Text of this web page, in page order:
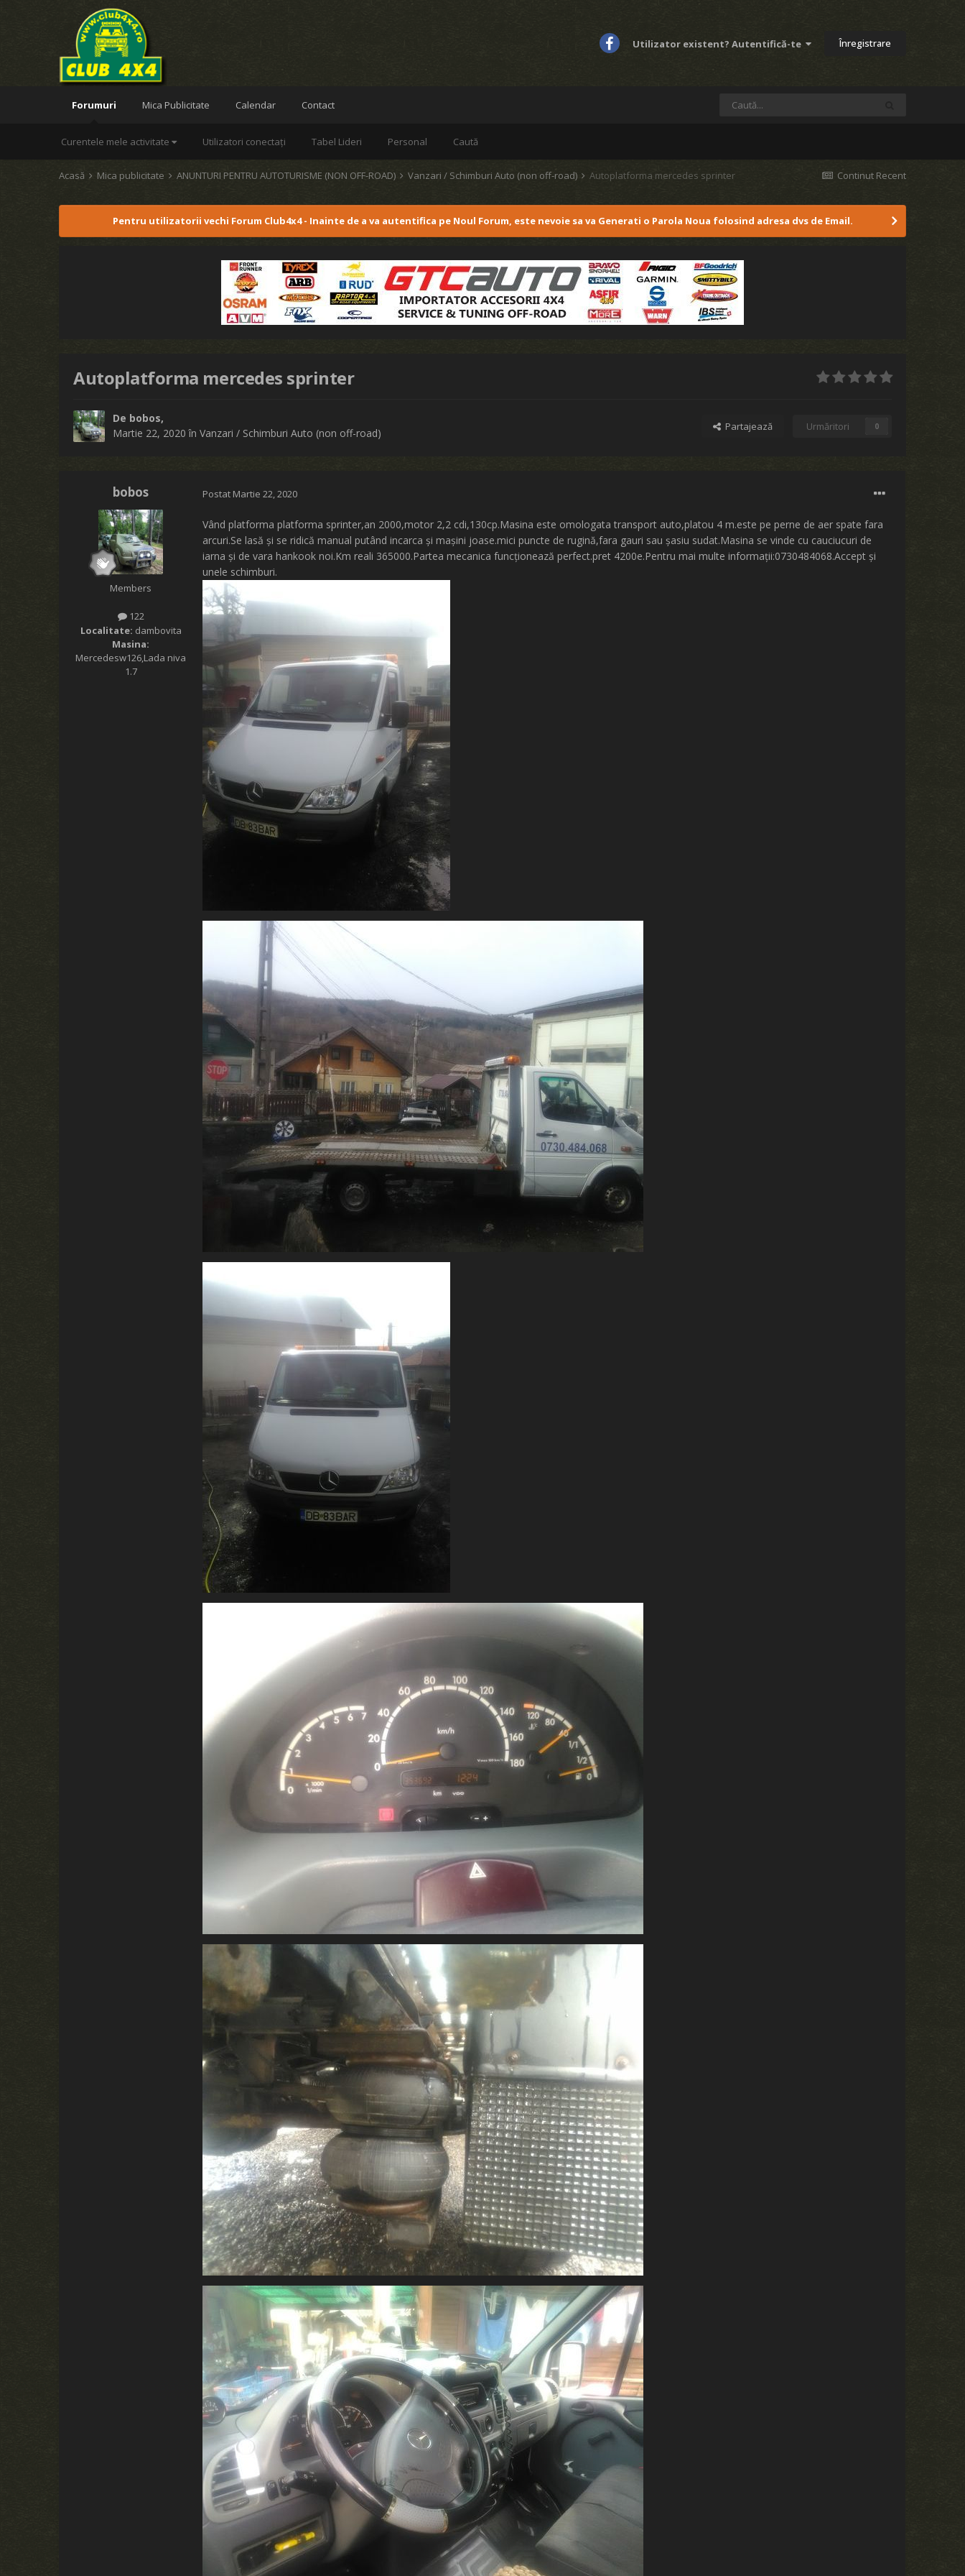
Utilizator existent? Autentifică-te Înregistrare
Forumuri
Curentele mele activitate Utilizatori conectați Tabel Lideri Personal Caută
Mica Publicitate Calendar Contact
Continut Recent
Acasă Mica publicitate ANUNTURI PENTRU AUTOTURISME (NON OFF-ROAD) Vanzari / Schimburi Auto (non off-road) Autoplatforma mercedes sprinter
Pentru utilizatorii vechi Forum Club4x4 - Inainte de a va autentifica pe Noul Forum, este nevoie sa va Generati o Parola Noua folosind adresa dvs de Email.
Autoplatforma mercedes sprinter
De bobos,
Martie 22, 2020 înVanzari / Schimburi Auto (non off-road) Partajează Urmăritori 0
bobos
Members
122
Localitate: dambovita
Masina:
Mercedesw126,Lada niva
1.7
Postat Martie 22, 2020
Vând platforma platforma sprinter,an 2000,motor 2,2 cdi,130cp.Masina este omologata transport auto,platou 4 m.este pe perne de aer spate fara
arcuri.Se lasă și se ridică manual putând incarca și mașini joase.mici puncte de rugină,fara gauri sau șasiu sudat.Masina se vinde cu cauciucuri de
iarna și de vara hankook noi.Km reali 365000.Partea mecanica funcționează perfect.pret 4200e.Pentru mai multe informații:0730484068.Accept și
unele schimburi.